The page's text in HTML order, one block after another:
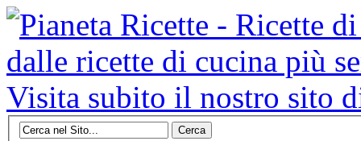
Cerca